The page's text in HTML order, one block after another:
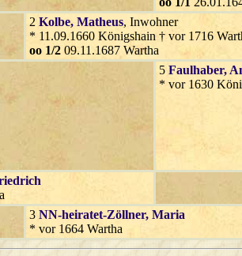
2 Kolbe, Matheus, Inwohner
* 11.09.1660 Königshain † vor 1716
oo 1/2 09.11.1687 Wartha
5 Faulhaber,
* vor 1630
3 NN-heiratet-Zöllner, Maria
* vor 1664 Wartha